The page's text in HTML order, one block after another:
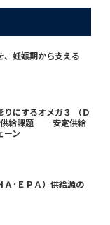
、妊娠期から支える
にするオメガ３ （Ｄ
供給課題 ― 安定供給
ーン
Ａ･ＥＰＡ）供給源の